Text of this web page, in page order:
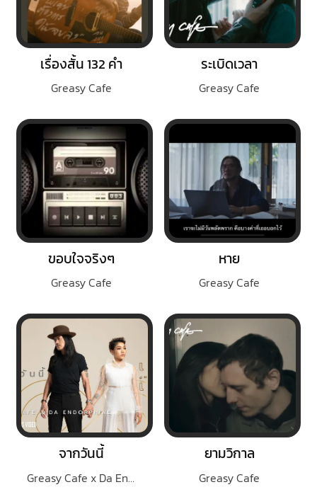
เรื่องสั้น 132 คำ
Greasy Cafe
ระเบิดเวลา
Greasy Cafe
ขอบใจจริงๆ
Greasy Cafe
หาย
Greasy Cafe
จากวันนี้
Greasy Cafe x Da Endorphine
ยามวิกาล
Greasy Cafe